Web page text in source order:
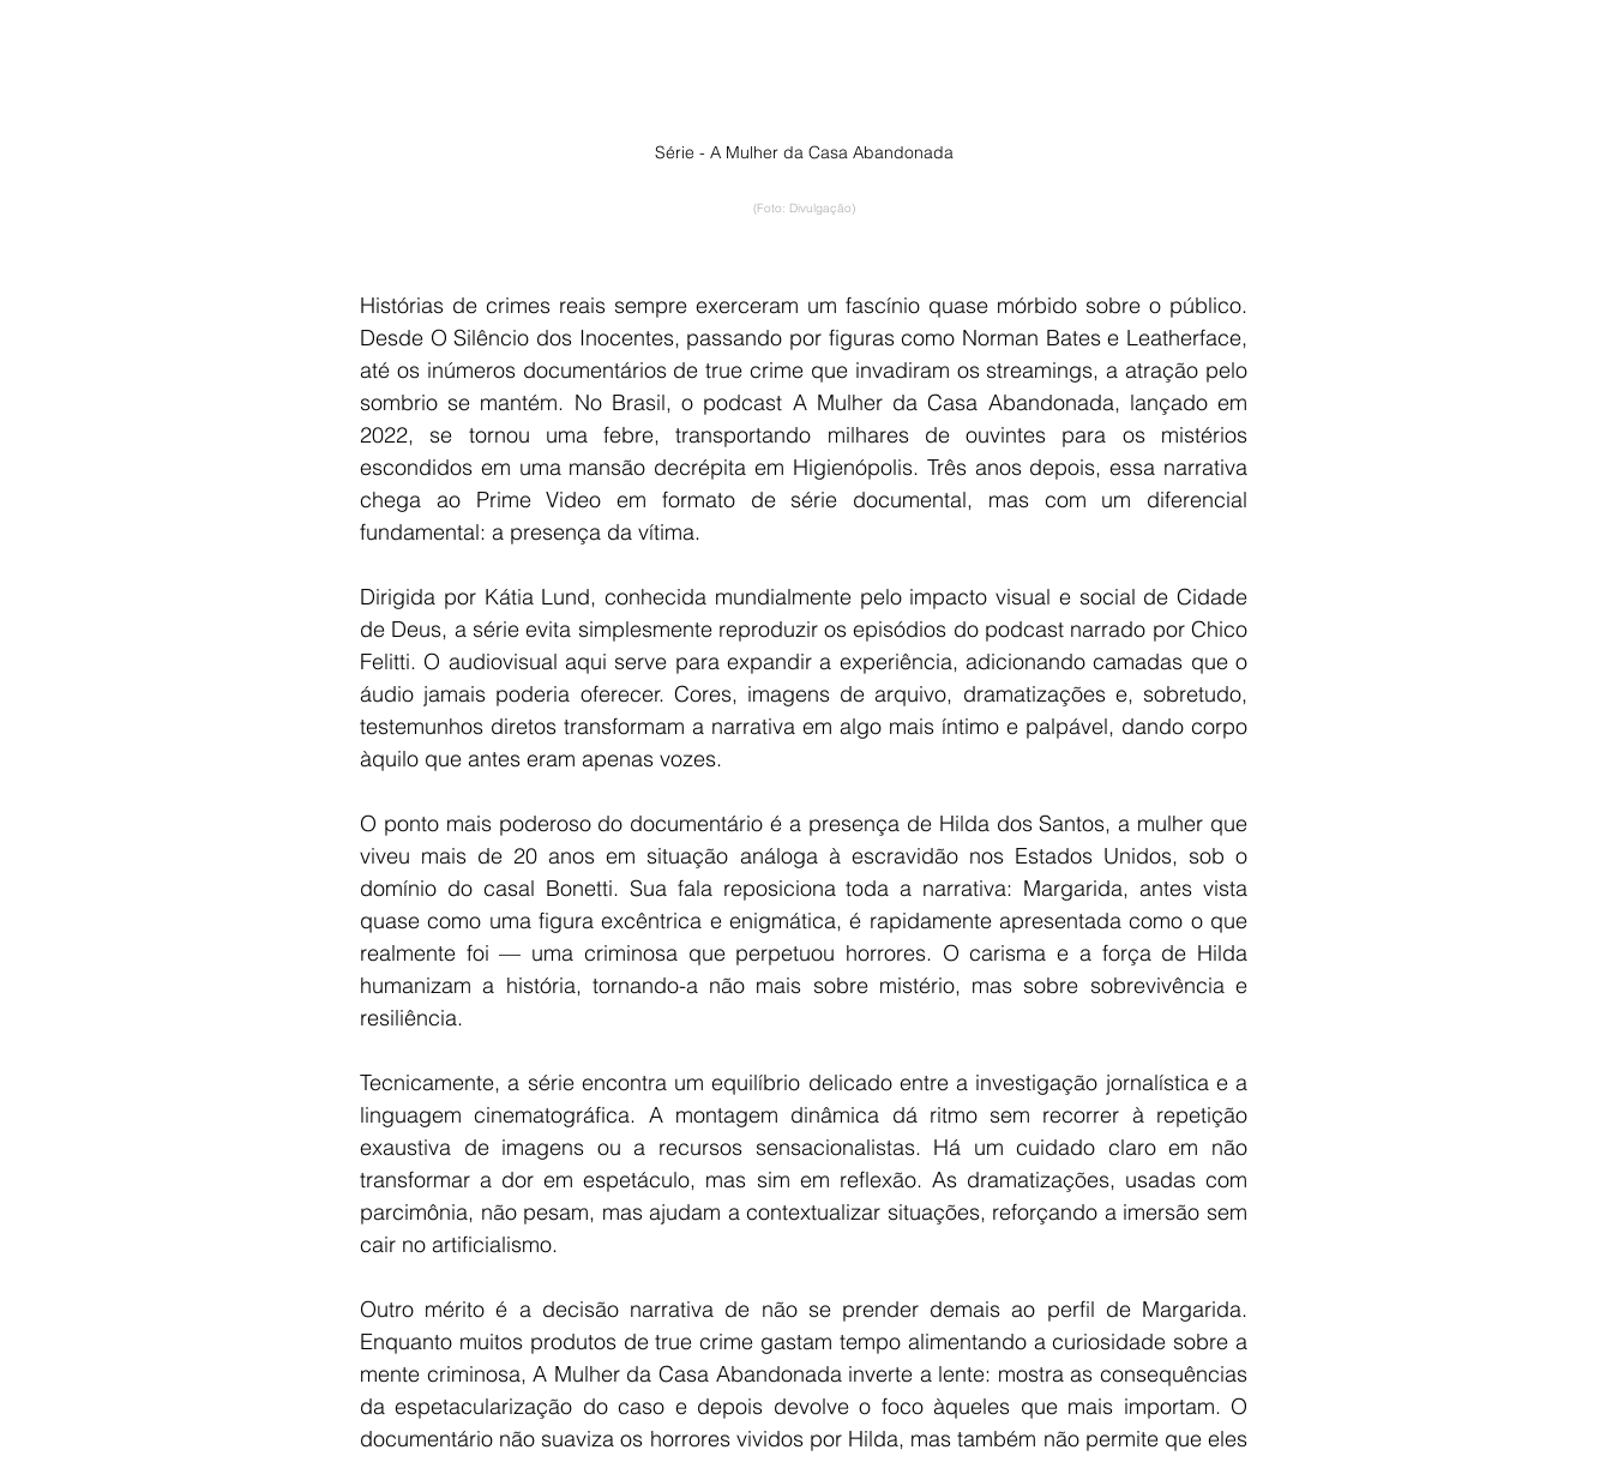
Série - A Mulher da Casa Abandonada
(Foto: Divulgação)
Histórias de crimes reais sempre exerceram um fascínio quase mórbido sobre o público.
Desde O Silêncio dos Inocentes, passando por figuras como Norman Bates e Leatherface,
até os inúmeros documentários de true crime que invadiram os streamings, a atração pelo
sombrio se mantém. No Brasil, o podcast A Mulher da Casa Abandonada, lançado em
2022, se tornou uma febre, transportando milhares de ouvintes para os mistérios
escondidos em uma mansão decrépita em Higienópolis. Três anos depois, essa narrativa
chega ao Prime Video em formato de série documental, mas com um diferencial
fundamental: a presença da vítima.
Dirigida por Kátia Lund, conhecida mundialmente pelo impacto visual e social de Cidade
de Deus, a série evita simplesmente reproduzir os episódios do podcast narrado por Chico
Felitti. O audiovisual aqui serve para expandir a experiência, adicionando camadas que o
áudio jamais poderia oferecer. Cores, imagens de arquivo, dramatizações e, sobretudo,
testemunhos diretos transformam a narrativa em algo mais íntimo e palpável, dando corpo
àquilo que antes eram apenas vozes.
O ponto mais poderoso do documentário é a presença de Hilda dos Santos, a mulher que
viveu mais de 20 anos em situação análoga à escravidão nos Estados Unidos, sob o
domínio do casal Bonetti. Sua fala reposiciona toda a narrativa: Margarida, antes vista
quase como uma figura excêntrica e enigmática, é rapidamente apresentada como o que
realmente foi — uma criminosa que perpetuou horrores. O carisma e a força de Hilda
humanizam a história, tornando-a não mais sobre mistério, mas sobre sobrevivência e
resiliência.
Tecnicamente, a série encontra um equilíbrio delicado entre a investigação jornalística e a
linguagem cinematográfica. A montagem dinâmica dá ritmo sem recorrer à repetição
exaustiva de imagens ou a recursos sensacionalistas. Há um cuidado claro em não
transformar a dor em espetáculo, mas sim em reflexão. As dramatizações, usadas com
parcimônia, não pesam, mas ajudam a contextualizar situações, reforçando a imersão sem
cair no artificialismo.
Outro mérito é a decisão narrativa de não se prender demais ao perfil de Margarida.
Enquanto muitos produtos de true crime gastam tempo alimentando a curiosidade sobre a
mente criminosa, A Mulher da Casa Abandonada inverte a lente: mostra as consequências
da espetacularização do caso e depois devolve o foco àqueles que mais importam. O
documentário não suaviza os horrores vividos por Hilda, mas também não permite que eles